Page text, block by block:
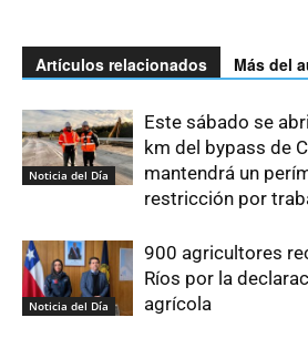
Artículos relacionados Más del
Noticia del Día
Este sábado se
km del bypass de
mantendrá un
restricción por
Noticia del Día
900 agricultores
Ríos por la
agrícola